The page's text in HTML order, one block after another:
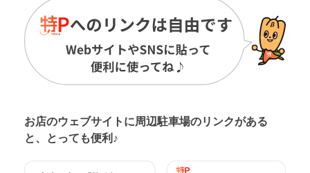
お店のウェブサイトに周辺駐車場のリンクがある
と、とっても便利♪